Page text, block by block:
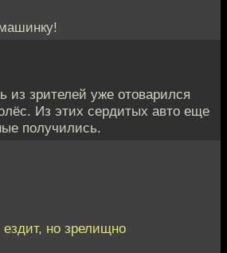
из зрителей уже отоварился
Из этих сердитых авто еще
получились.
ездит, но зрелищно